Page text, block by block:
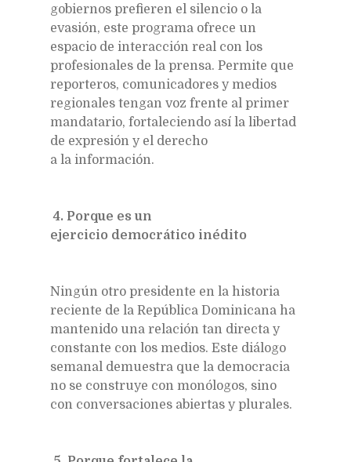
gobiernos prefieren el silencio o la
evasión, este programa ofrece un
espacio de interacción real con los
profesionales de la prensa. Permite que
reporteros, comunicadores y medios
regionales tengan voz frente al primer
mandatario, fortaleciendo así la libertad
de expresión y el derecho
a la información.
4. Porque es un
ejercicio democrático inédito
Ningún otro presidente en la historia
reciente de la República Dominicana ha
mantenido una relación tan directa y
constante con los medios. Este diálogo
semanal demuestra que la democracia
no se construye con monólogos, sino
con conversaciones abiertas y plurales.